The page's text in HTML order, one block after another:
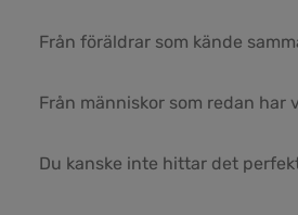
Från föräldrar som kände
Från människor som redan har
Du kanske inte hittar det